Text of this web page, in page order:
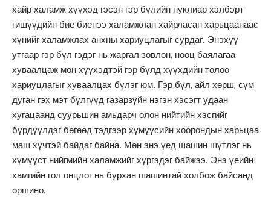
хайр халамж хүүхэд гэсэн гэр бүлийн нуклиар хэлбэрт
гишүүдийн бие биенээ халамжлан хайрласан харьцаанаас
хүнийг халамжлах анхны хариуцлагыг сурдаг. Энэхүү
утгаар гэр бүл гэдэг нь жаргал зовлон, нөөц баялагаа
хуваалцаж мөн хүүхэдтэй гэр бүлд хүүхдийн төлөө
хариуцлагыг хуваалцах бүлэг юм. Гэр бүл, айл хөрш, сүм
дуган гэх мэт бүлгүүд газарзүйн нэгэн хэсэгт удаан
хугацаанд суурьшин амьдарч олон нийтийн хэсгийг
бүрдүүлдэг бөгөөд тэдгээр хүмүүсийн хоорондын харьцаа
маш хүчтэй байдаг байна. Мөн энэ үед шашин шүтлэг нь
хүмүүст нийгмийн халамжийг хүргэдэг байжээ. Энэ үеийн
хамгийн гол онцлог нь бурхан шашинтай холбож байсанд
оршино.